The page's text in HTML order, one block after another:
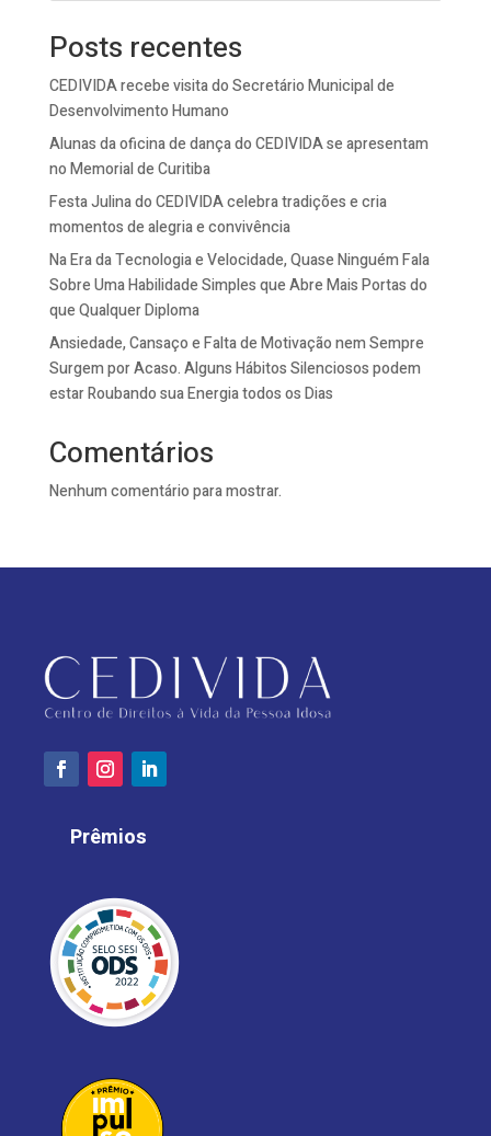
Posts recentes
CEDIVIDA recebe visita do Secretário Municipal de
Desenvolvimento Humano
Alunas da oficina de dança do CEDIVIDA se apresentam
no Memorial de Curitiba
Festa Julina do CEDIVIDA celebra tradições e cria
momentos de alegria e convivência
Na Era da Tecnologia e Velocidade, Quase Ninguém Fala
Sobre Uma Habilidade Simples que Abre Mais Portas do
que Qualquer Diploma
Ansiedade, Cansaço e Falta de Motivação nem Sempre
Surgem por Acaso. Alguns Hábitos Silenciosos podem
estar Roubando sua Energia todos os Dias
Comentários
Nenhum comentário para mostrar.
Prêmios